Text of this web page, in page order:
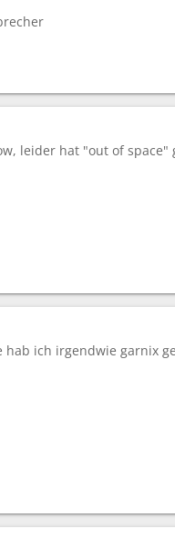
leider hat "out of space"
ich irgendwie garnix